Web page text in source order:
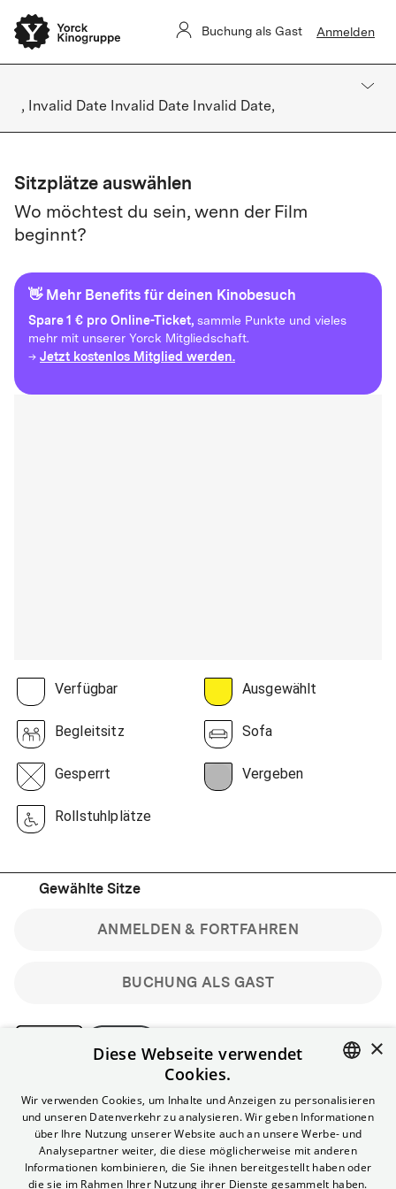
Buchung als Gast Anmelden
, Invalid Date Invalid Date Invalid Date,
Sitzplätze auswählen
Wo möchtest du sein, wenn der Film
beginnt?
👋 Mehr Benefits für deinen Kinobesuch
Spare1 € pro Online-Ticket, sammle Punkte und vieles
mehr mit unserer Yorck Mitgliedschaft.
→ Jetzt kostenlos Mitglied werden.
Verfügbar Ausgewählt
Begleitsitz Sofa
Gesperrt Vergeben
Rollstuhlplätze
Gewählte Sitze
BUCHUNG ALS GAST
ANMELDEN & FORTFAHREN
Bitte beachte: Gastbuchungen sind nicht stornierbar.
Registriere dich kostenlos für bis zu 90 min vor Filmbeginn
stornierbare Tickets für reguläre Vorstellungen.
Unlimited-Mitglied? Melde dich an, um deine Benefits
nutzen zu können.
ENGLISH
×
Diese Webseite verwendet
Cookies.
Wir verwenden Cookies, um Inhalte und Anzeigen zu personalisieren
und unseren Datenverkehr zu analysieren. Wir geben Informationen
über Ihre Nutzung unserer Website auch an unsere Werbe- und
Analysepartner weiter, die diese möglicherweise mit anderen
Informationen kombinieren, die Sie ihnen bereitgestellt haben oder
die sie im Rahmen Ihrer Nutzung ihrer Dienste gesammelt haben.